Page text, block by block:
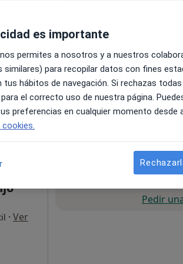
· Ver
Pedir
es importante
permites a nosotros y a nuestros
similares) para recopilar datos con fines
tus hábitos de navegación. Si rechazas
el correcto uso de nuestra página.
preferencias en cualquier momento desde